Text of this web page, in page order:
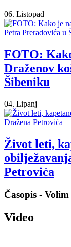
06. Listopad
FOTO:
Draženov
Šibeniku
04. Lipanj
Život leti,
Petrovića
Časopis -
Video